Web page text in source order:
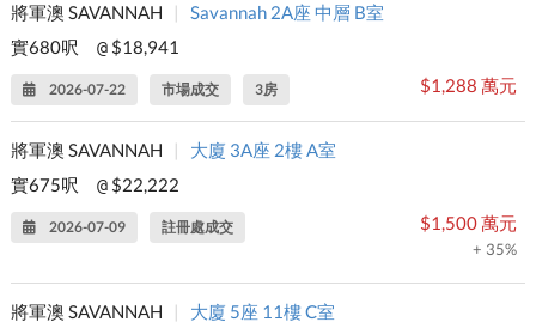
將軍澳 SAVANNAH |
Savannah 2A座 中層 B室
實680呎
@ $18,941
2026-07-22 市場成交 3房 $1,288 萬元
將軍澳 SAVANNAH |
大廈 3A座 2樓 A室
實675呎
@ $22,222
2026-07-09 註冊處成交 $1,500 萬元
+ 35%
將軍澳 SAVANNAH |
大廈 5座 11樓 C室